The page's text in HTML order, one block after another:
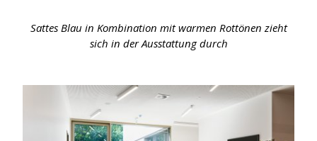
Sattes Blau in Kombination mit warmen Rottönen zieht
sich in der Ausstattung durch